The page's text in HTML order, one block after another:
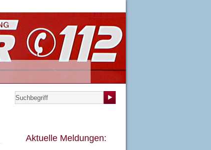
Aktuelle Meldungen: